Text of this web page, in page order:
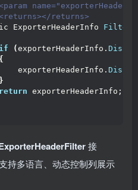
returns>
ExporterHeaderInfo
Filter
if
(exporterHeaderInfo.
{
exporterHeaderInfo.
}
return exporterHeaderInfo;
接
持多语言、动态控制列展示